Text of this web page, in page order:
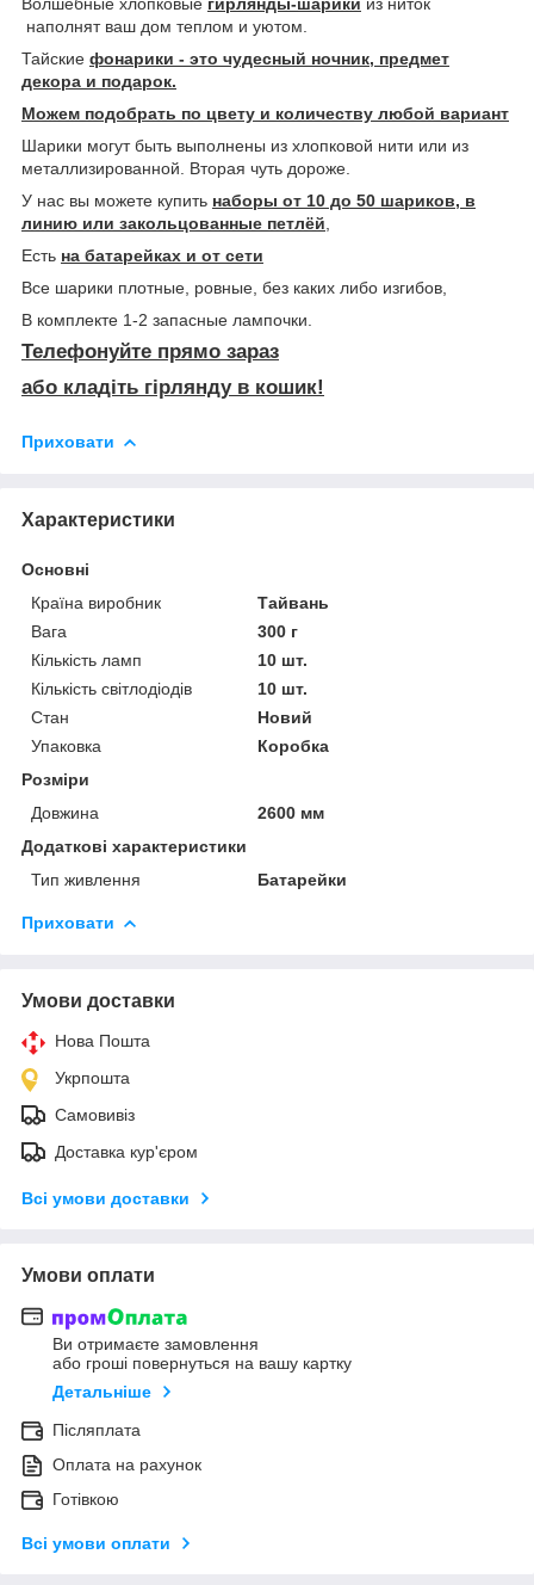
Волшебные хлопковые гирлянды-шарики из ниток
наполнят ваш дом теплом и уютом.
Тайские фонарики - это чудесный ночник, предмет
декора и подарок.
Можем подобрать по цвету и количеству любой вариант
Шарики могут быть выполнены из хлопковой нити или из
металлизированной. Вторая чуть дороже.
У нас вы можете купить наборы от 10 до 50 шариков, в
линию или закольцованные петлёй,
Есть на батарейках и от сети
Все шарики плотные, ровные, без каких либо изгибов,
В комплекте 1-2 запасные лампочки.
Телефонуйте прямо зараз
або кладіть гірлянду в кошик!
Приховати
Характеристики
Основні
Країна виробник
Тайвань
Вага
300 г
Кількість ламп
10 шт.
Кількість світлодіодів
10 шт.
Стан
Новий
Упаковка
Коробка
Розміри
Довжина
2600 мм
Додаткові характеристики
Тип живлення
Батарейки
Приховати
Умови доставки
Нова Пошта
Укрпошта
Самовивіз
Доставка кур'єром
Всі умови доставки
Умови оплати
Ви отримаєте замовлення
або гроші повернуться на вашу картку
Детальніше
Післяплата
Оплата на рахунок
Готівкою
Всі умови оплати